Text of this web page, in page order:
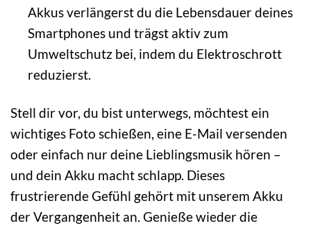
Akkus verlängerst du die Lebensdauer deines
Smartphones und trägst aktiv zum
Umweltschutz bei, indem du Elektroschrott
reduzierst.
Stell dir vor, du bist unterwegs, möchtest ein
wichtiges Foto schießen, eine E-Mail versenden
oder einfach nur deine Lieblingsmusik hören –
und dein Akku macht schlapp. Dieses
frustrierende Gefühl gehört mit unserem Akku
der Vergangenheit an. Genieße wieder die